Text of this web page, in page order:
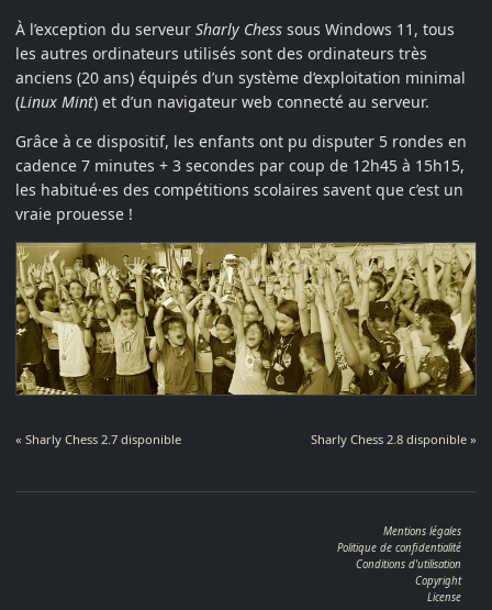
À l’exception du serveur Sharly Chess sous Windows 11, tous
les autres ordinateurs utilisés sont des ordinateurs très
anciens (20 ans) équipés d’un système d’exploitation minimal
(Linux Mint) et d’un navigateur web connecté au serveur.
Grâce à ce dispositif, les enfants ont pu disputer 5 rondes en
cadence 7 minutes + 3 secondes par coup de 12h45 à 15h15,
les habitué·es des compétitions scolaires savent que c’est un
vraie prouesse !
« Sharly Chess 2.7 disponible Sharly Chess 2.8 disponible »
Mentions légales
Politique de confidentialité
Conditions d'utilisation
Copyright
License